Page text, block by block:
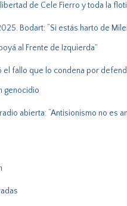
libertad de Cele Fierro y toda la
Bodart: “Si estás harto de
al Frente de Izquierda”
el fallo que lo condena por
genocidio
abierta: “Antisionismo no es